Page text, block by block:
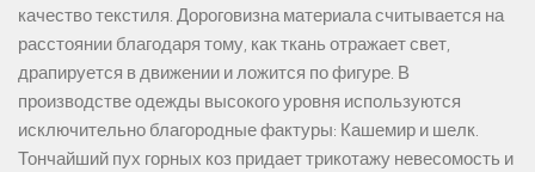
качество текстиля. Дороговизна материала считывается на
расстоянии благодаря тому, как ткань отражает свет,
драпируется в движении и ложится по фигуре. В
производстве одежды высокого уровня используются
исключительно благородные фактуры: Кашемир и шелк.
Тончайший пух горных коз придает трикотажу невесомость и